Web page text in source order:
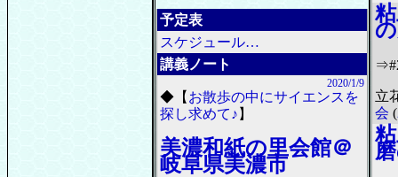
予定表
スケジュール…
講義ノート
2020/1/9
◆ 【 お散歩の中にサイエンスを
探し求めて♪ 】
美濃和紙の里会館＠
岐阜県美濃市
立
会 (